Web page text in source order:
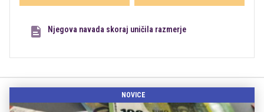
Njegova navada skoraj uničila razmerje
NOVICE